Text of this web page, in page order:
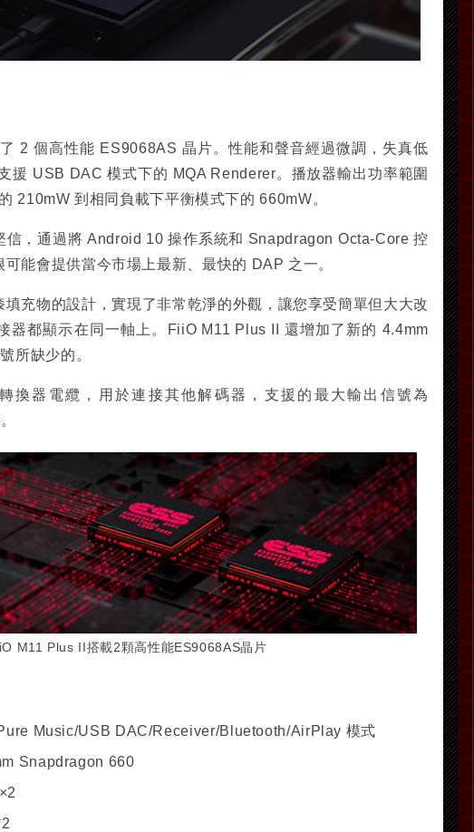
2 個高性能 ES9068AS 晶片。性能和聲音經過微調，失真低
援 USB DAC 模式下的 MQA Renderer。播放器輸出功率範圍
210mW 到相同負載下平衡模式下的 660mW。
信，通過將 Android 10 操作系統和 Snapdragon Octa-Core 控
能會提供當今市場上最新、最快的 DAP 之一。
填充物的設計，實現了非常乾淨的外觀，讓您享受簡單但大大改
器都顯示在同一軸上。FiiO M11 Plus II 還增加了新的 4.4mm
所缺少的。
換器電纜，用於連接其他解碼器，支援的最大輸出信號為
M11 Plus II搭載2顆高性能ES9068AS晶片
Music/USB DAC/Receiver/Bluetooth/AirPlay 模式
Snapdragon 660